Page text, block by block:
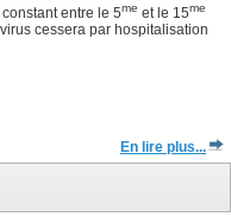
entre le 5me et le 15me
cessera par hospitalisation
En lire plus...